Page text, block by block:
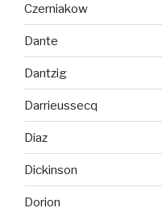
Czerniakow
Dante
Dantzig
Darrieussecq
Diaz
Dickinson
Dorion